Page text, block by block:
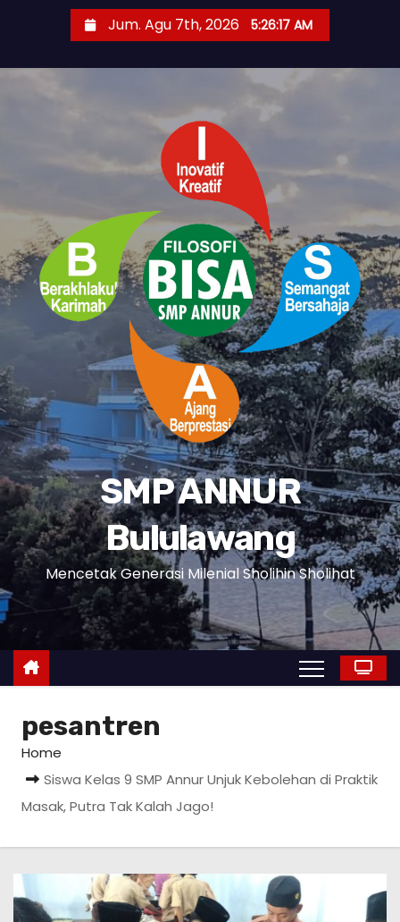
n
e
n
Jum. Agu 7th, 2026 5:26:18 AM
SMP ANNUR
Bululawang
Mencetak Generasi Milenial Sholihin Sholihat
pesantren
Home
Siswa Kelas 9 SMP Annur Unjuk Kebolehan di Praktik
Masak, Putra Tak Kalah Jago!